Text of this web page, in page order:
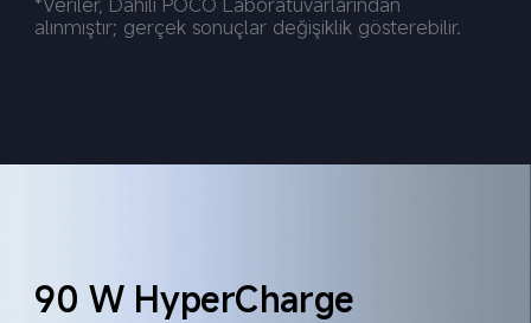
alınmıştır; gerçek sonuçlar değişiklik gösterebilir.
90 W HyperCharge